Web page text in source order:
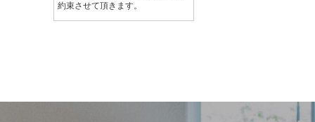
約束させて頂きます。